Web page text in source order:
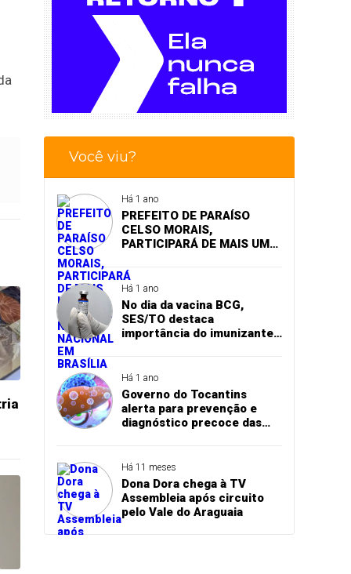
Você viu?
Há 1 ano
PREFEITO DE PARAÍSO
CELSO MORAIS,
PARTICIPARÁ DE MAIS UM
EM BRASÍLIA
Há 1 ano
No dia da vacina BCG,
SES/TO destaca
importância do imunizante
Há 1 ano
Governo do Tocantins
alerta para prevenção e
diagnóstico precoce das
Há 11 meses
Dona Dora chega à TV
Assembleia após circuito
pelo Vale do Araguaia